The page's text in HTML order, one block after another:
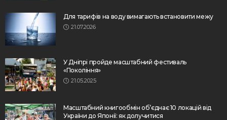
Для тарифів на воду вимагають встановити межу
21.07.2026
У Дніпрі пройде масштабний фестиваль
«Покоління»
21.05.2025
Масштабний книгообмін об’єднає 10 локацій від
України до Японії: як долучитися